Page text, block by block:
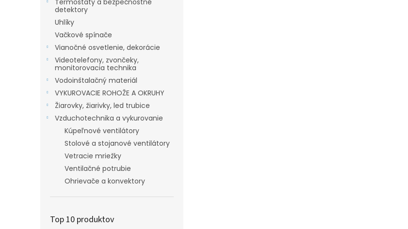
Termostaty a bezpečnostné
detektory
Uhlíky
Vačkové spínače
Vianočné osvetlenie, dekorácie
Videotelefony, zvončeky,
monitorovacia technika
Vodoinštalačný materiál
VYKUROVACIE ROHOŽE A OKRUHY
Žiarovky, žiarivky, led trubice
Vzduchotechnika a vykurovanie
Kúpeľnové ventilátory
Stolové a stojanové ventilátory
Vetracie mriežky
Ventilačné potrubie
Ohrievače a konvektory
Top 10 produktov